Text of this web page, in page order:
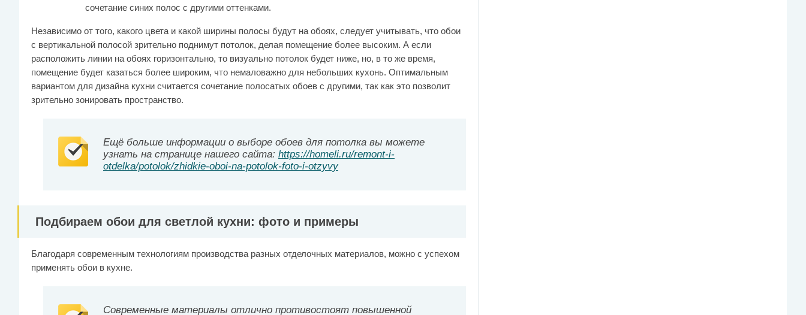
сочетание синих полос с другими оттенками.
Независимо от того, какого цвета и какой ширины полосы будут на обоях, следует учитывать, что обои
с вертикальной полосой зрительно поднимут потолок, делая помещение более высоким. А если
расположить линии на обоях горизонтально, то визуально потолок будет ниже, но, в то же время,
помещение будет казаться более широким, что немаловажно для небольших кухонь. Оптимальным
вариантом для дизайна кухни считается сочетание полосатых обоев с другими, так как это позволит
зрительно зонировать пространство.
Ещё больше информации о выборе обоев для потолка вы можете
узнать на странице нашего сайта: https://homeli.ru/remont-i-
otdelka/potolok/zhidkie-oboi-na-potolok-foto-i-otzyvy
Подбираем обои для светлой кухни: фото и примеры
Благодаря современным технологиям производства разных отделочных материалов, можно с успехом
применять обои в кухне.
Современные материалы отлично противостоят повышенной